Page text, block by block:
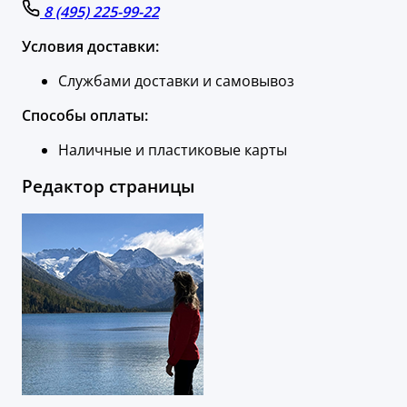
8 (495) 225-99-22
Условия доставки:
Службами доставки и самовывоз
Способы оплаты:
Наличные и пластиковые карты
Редактор страницы